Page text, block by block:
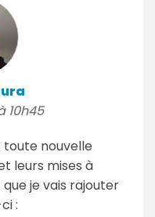
10h45
toute nouvelle
leurs mises à
je vais rajouter
: